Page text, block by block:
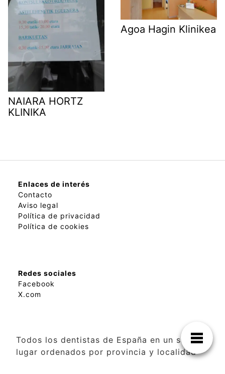
NAIARA HORTZ
KLINIKA
Agoa Hagin Klinikea
Enlaces de interés
Contacto
Aviso legal
Política de privacidad
Política de cookies
Redes sociales
Facebook
X.com
Todos los dentistas de España en un solo
lugar ordenados por provincia y localidad